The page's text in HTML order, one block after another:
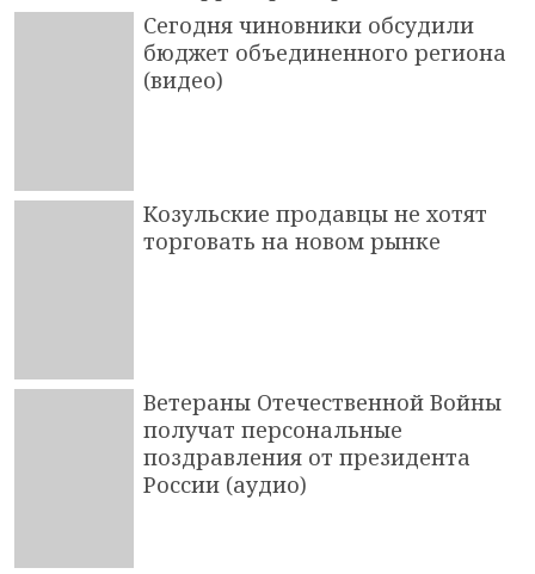
Сегодня чиновники обсудили
бюджет объединенного региона
(видео)
Козульские продавцы не хотят
торговать на новом рынке
Ветераны Отечественной Войны
получат персональные
поздравления от президента
России (аудио)